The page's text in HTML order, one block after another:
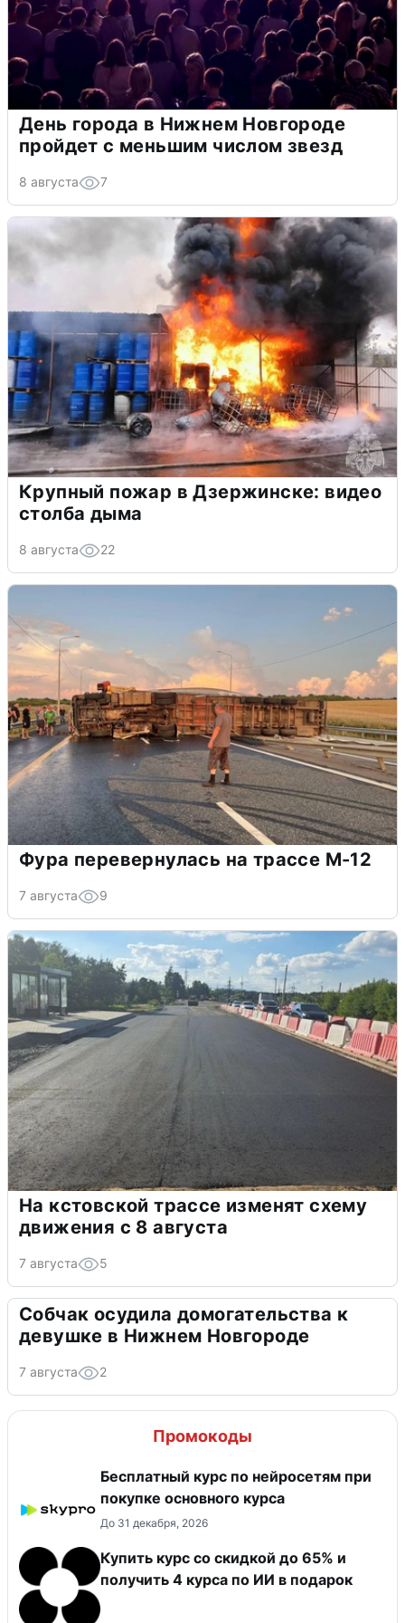
День города в Нижнем Новгороде
пройдет с меньшим числом звезд
8 августа 7
Крупный пожар в Дзержинске: видео
столба дыма
8 августа 22
Фура перевернулась на трассе М-12
7 августа 9
На кстовской трассе изменят схему
движения с 8 августа
7 августа 5
Собчак осудила домогательства к
девушке в Нижнем Новгороде
7 августа 2
Промокоды
Бесплатный курс по нейросетям при
покупке основного курса
До 31 декабря, 2026
Купить курс со скидкой до 65% и
получить 4 курса по ИИ в подарок